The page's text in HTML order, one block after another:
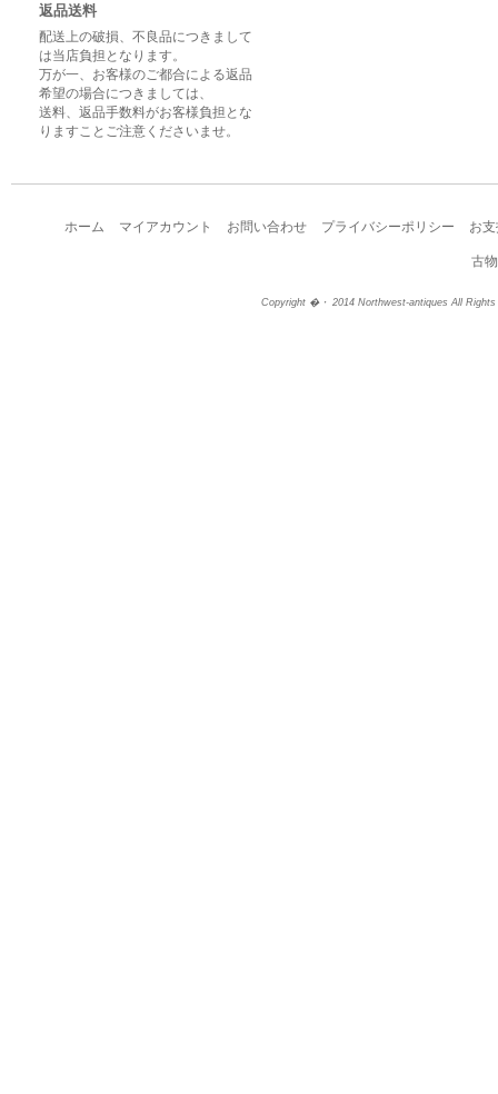
返品送料
配送上の破損、不良品につきまして
は当店負担となります。
万が一、お客様のご都合による返品
希望の場合につきましては、
送料、返品手数料がお客様負担とな
りますことご注意くださいませ。
ホーム マイアカウント お問い合わせ プライバシーポリシー お
古
Copyright �・ 2014 Northwest-antiques All